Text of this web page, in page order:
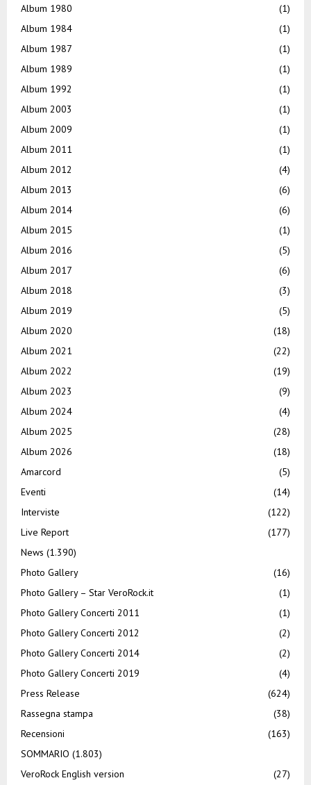
Album 1980
(1)
Album 1984
(1)
Album 1987
(1)
Album 1989
(1)
Album 1992
(1)
Album 2003
(1)
Album 2009
(1)
Album 2011
(1)
Album 2012
(4)
Album 2013
(6)
Album 2014
(6)
Album 2015
(1)
Album 2016
(5)
Album 2017
(6)
Album 2018
(3)
Album 2019
(5)
Album 2020
(18)
Album 2021
(22)
Album 2022
(19)
Album 2023
(9)
Album 2024
(4)
Album 2025
(28)
Album 2026
(18)
Amarcord
(5)
Eventi
(14)
Interviste
(122)
Live Report
(177)
News (1.390)
Photo Gallery
(16)
Photo Gallery – Star VeroRock.it
(1)
Photo Gallery Concerti 2011
(1)
Photo Gallery Concerti 2012
(2)
Photo Gallery Concerti 2014
(2)
Photo Gallery Concerti 2019
(4)
Press Release
(624)
Rassegna stampa
(38)
Recensioni
(163)
SOMMARIO (1.803)
VeroRock English version
(27)